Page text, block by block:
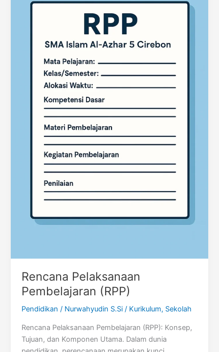
Rencana Pelaksanaan
Pembelajaran (RPP)
Pendidikan / Nurwahyudin S.Si/ Kurikulum, Sekolah
Rencana Pelaksanaan Pembelajaran (RPP): Konsep,
Tujuan, dan Komponen Utama. Dalam dunia